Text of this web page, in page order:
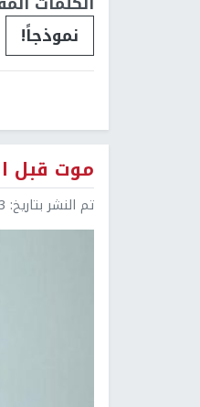
نموذجاً!
موت قبل
تم النشر بتاريخ: